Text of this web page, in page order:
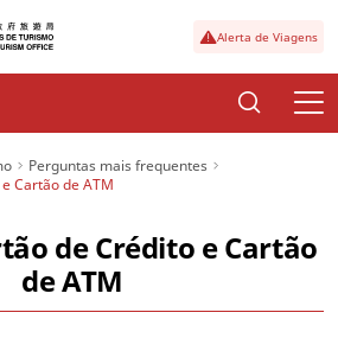
Alerta de Viagens
Perguntas mais frequentes
Cartão de ATM
de Crédito e Cartão
de ATM